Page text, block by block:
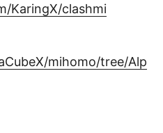
KaringX/clashmi
mihomo/tree/Alp